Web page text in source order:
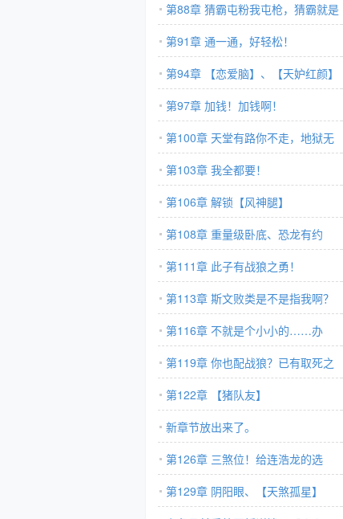
第88章 猜霸屯粉我屯枪，猜霸就是
我钱仓！
第91章 通一通，好轻松！
第94章 【恋爱脑】、【天妒红颜】
第97章 加钱！加钱啊！
第100章 天堂有路你不走，地狱无
门你非闯进来
第103章 我全都要！
第106章 解锁【风神腿】
第108章 重量级卧底、恐龙有约
第111章 此子有战狼之勇！
第113章 斯文败类是不是指我啊？
第116章 不就是个小小的……办
他！
第119章 你也配战狼？已有取死之
道！
第122章 【猪队友】
新章节放出来了。
第126章 三煞位！给连浩龙的选
择！
第129章 阴阳眼、【天煞孤星】